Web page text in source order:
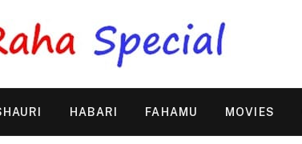
HABARI FAHAMU MOVIES